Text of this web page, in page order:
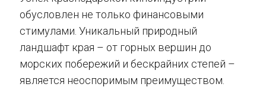
обусловлен не только финансовыми
стимулами. Уникальный природный
ландшафт края – от горных вершин до
морских побережий и бескрайних степей –
является неоспоримым преимуществом.